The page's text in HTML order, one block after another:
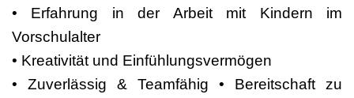
•⁠ ⁠Erfahrung in der Arbeit mit Kindern im
Vorschulalter
•⁠ ⁠Kreativität und Einfühlungsvermögen
•⁠ ⁠Zuverlässig & Teamfähig •⁠ ⁠Bereitschaft zu